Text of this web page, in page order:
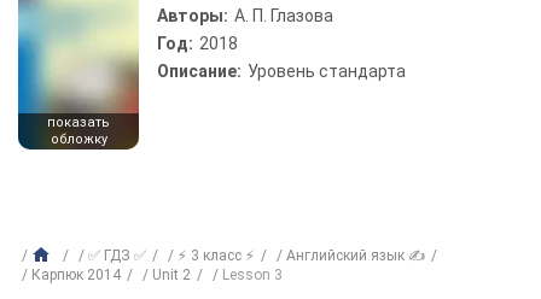
показать
обложку
Авторы: А. П. Глазова
Год: 2018
Описание: Уровень стандарта
✅ ГДЗ ✅ ⚡ 3 класс ⚡
Английский язык ✍
Карпюк 2014
Unit 2 Lesson 3